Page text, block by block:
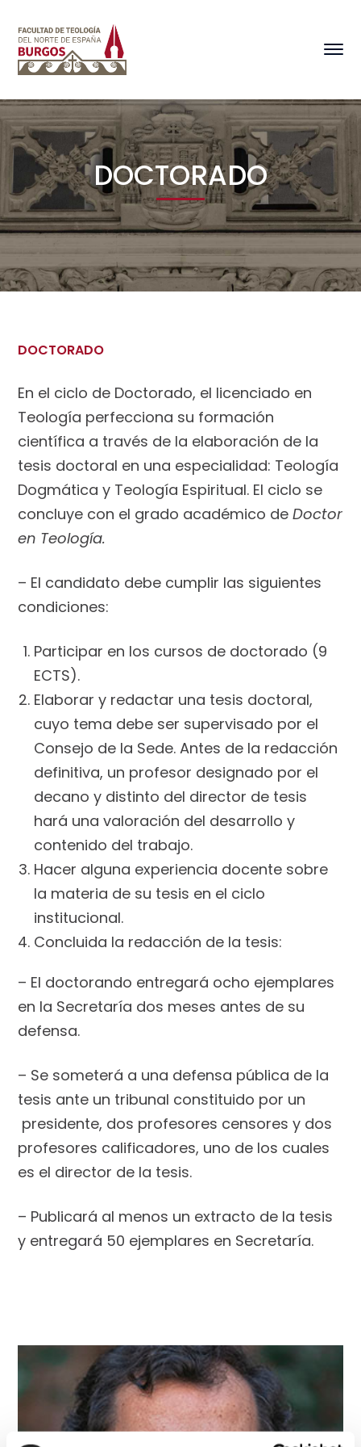
DOCTORADO
DOCTORADO
En el ciclo de Doctorado, el licenciado en
Teología perfecciona su formación
científica a través de la elaboración de la
tesis doctoral en una especialidad: Teología
Dogmática y Teología Espiritual. El ciclo se
concluye con el grado académico de Doctor
en Teología.
– El candidato debe cumplir las siguientes
condiciones:
Participar en los cursos de doctorado (9
ECTS).
Elaborar y redactar una tesis doctoral,
cuyo tema debe ser supervisado por el
Consejo de la Sede. Antes de la redacción
definitiva, un profesor designado por el
decano y distinto del director de tesis
hará una valoración del desarrollo y
contenido del trabajo.
Hacer alguna experiencia docente sobre
la materia de su tesis en el ciclo
institucional.
Concluida la redacción de la tesis:
– El doctorando entregará ocho ejemplares
en la Secretaría dos meses antes de su
defensa.
– Se someterá a una defensa pública de la
tesis ante un tribunal constituido por un
presidente, dos profesores censores y dos
profesores calificadores, uno de los cuales
es el director de la tesis.
– Publicará al menos un extracto de la tesis
y entregará 50 ejemplares en Secretaría.